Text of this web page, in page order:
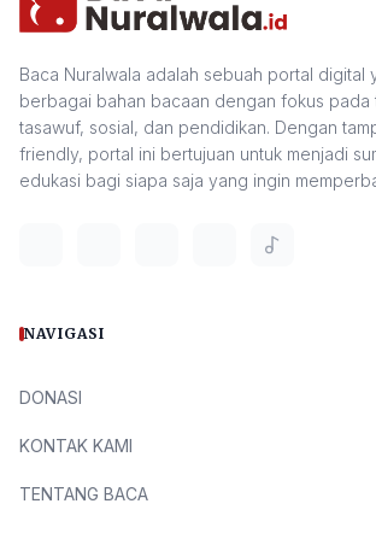
Baca Nuralwala adalah sebuah portal digital
berbagai bahan bacaan dengan fokus pada
tasawuf, sosial, dan pendidikan. Dengan
friendly, portal ini bertujuan untuk menjadi
edukasi bagi siapa saja yang ingin
NAVIGASI
DONASI
KONTAK KAMI
TENTANG BACA